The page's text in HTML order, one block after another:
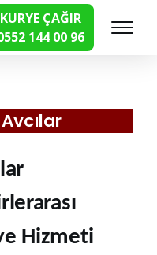
KURYE ÇAĞIR
144 00 96
Hizmeti